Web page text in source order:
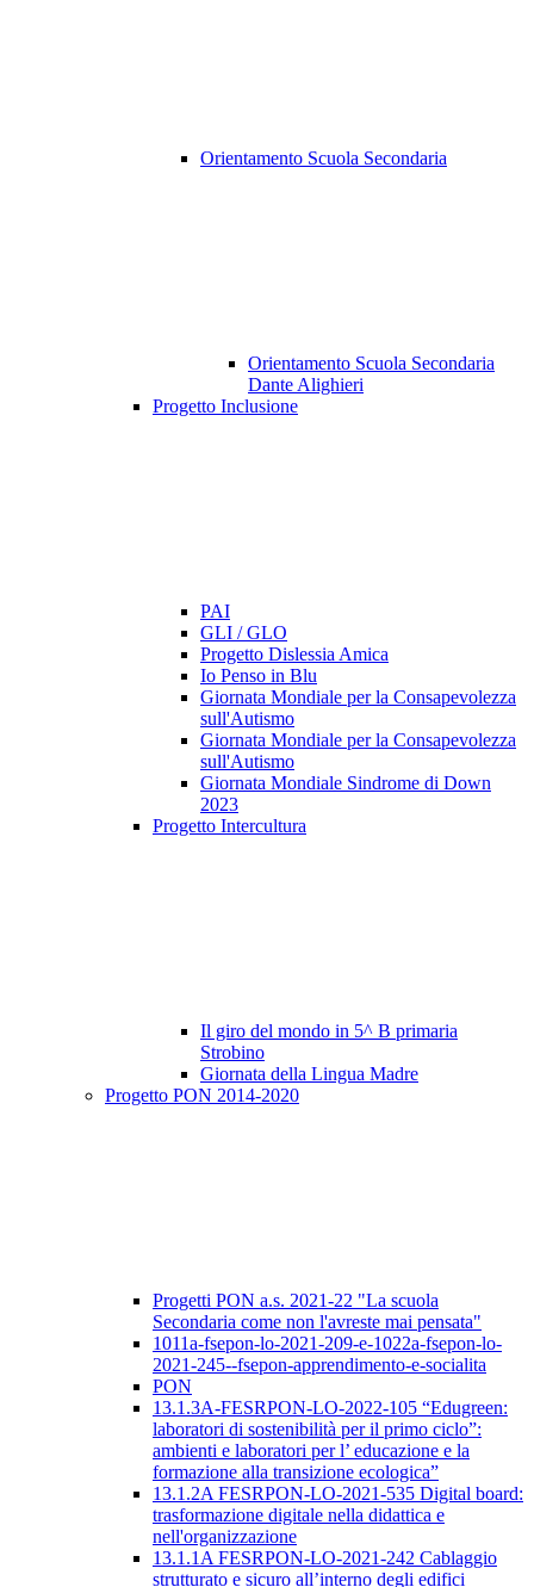
Orientamento Scuola Secondaria
Orientamento Scuola Secondaria
Dante Alighieri
Progetto Inclusione
PAI
GLI / GLO
Progetto Dislessia Amica
Io Penso in Blu
Giornata Mondiale per la Consapevolezza
sull'Autismo
Giornata Mondiale per la Consapevolezza
sull'Autismo
Giornata Mondiale Sindrome di Down
2023
Progetto Intercultura
Il giro del mondo in 5^ B primaria
Strobino
Giornata della Lingua Madre
Progetto PON 2014-2020
Progetti PON a.s. 2021-22 "La scuola
Secondaria come non l'avreste mai pensata"
1011a-fsepon-lo-2021-209-e-1022a-fsepon-lo-
2021-245--fsepon-apprendimento-e-socialita
PON
13.1.3A-FESRPON-LO-2022-105 “Edugreen:
laboratori di sostenibilità per il primo ciclo”:
ambienti e laboratori per l’ educazione e la
formazione alla transizione ecologica”
13.1.2A FESRPON-LO-2021-535 Digital board:
trasformazione digitale nella didattica e
nell'organizzazione
13.1.1A FESRPON-LO-2021-242 Cablaggio
strutturato e sicuro all’interno degli edifici